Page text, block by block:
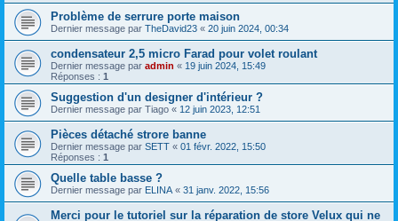
Problème de serrure porte maison
Dernier message par TheDavid23 « 20 juin 2024, 00:34
condensateur 2,5 micro Farad pour volet roulant
Dernier message par admin « 19 juin 2024, 15:49
Réponses : 1
Suggestion d'un designer d'intérieur ?
Dernier message par Tiago « 12 juin 2023, 12:51
Pièces détaché strore banne
Dernier message par SETT « 01 févr. 2022, 15:50
Réponses : 1
Quelle table basse ?
Dernier message par ELINA « 31 janv. 2022, 15:56
Merci pour le tutoriel sur la réparation de store Velux qui ne